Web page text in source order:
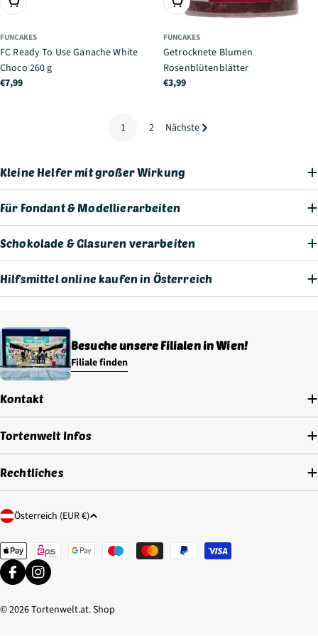
FUNCAKES
FC Ready To Use Ganache White
Choco 260 g
Regulärer
€7,99
FUNCAKES
Getrocknete Blumen
Rosenblütenblätter
Regulärer
€3,99
1 2 Nächste
Kleine Helfer mit großer Wirkung
Für Fondant & Modellierarbeiten
Schokolade & Glasuren verarbeiten
Hilfsmittel online kaufen in Österreich
Besuche unsere Filialen in Wien!
Filiale finden
Kontakt
Tortenwelt Infos
Rechtliches
L
n
d
R
Österreich (EUR €)
Zahlungsmethoden
FacebookInstagram
© 2026Tortenwelt.at. Shop